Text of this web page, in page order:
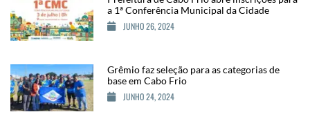
a 1ª Conferência Municipal da Cidade
JUNHO 26, 2024
Grêmio faz seleção para as categorias de
base em Cabo Frio
JUNHO 24, 2024